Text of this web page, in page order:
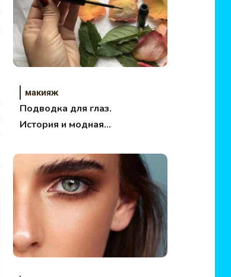
макияж
Подводка для глаз.
История и модная
Основные виды.
Преимущества и
недостатки.